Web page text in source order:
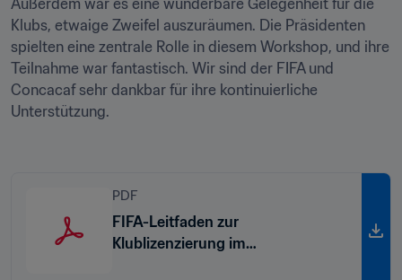
Außerdem war es eine wunderbare Gelegenheit für die
Klubs, etwaige Zweifel auszuräumen. Die Präsidenten
spielten eine zentrale Rolle in diesem Workshop, und ihre
Teilnahme war fantastisch. Wir sind der FIFA und
Concacaf sehr dankbar für ihre kontinuierliche
Unterstützung.
PDF
FIFA-Leitfaden zur
Klublizenzierung im